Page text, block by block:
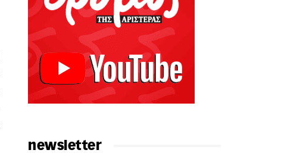
newsletter